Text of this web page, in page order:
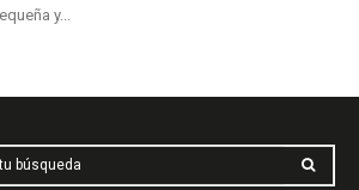
y...
búsqueda